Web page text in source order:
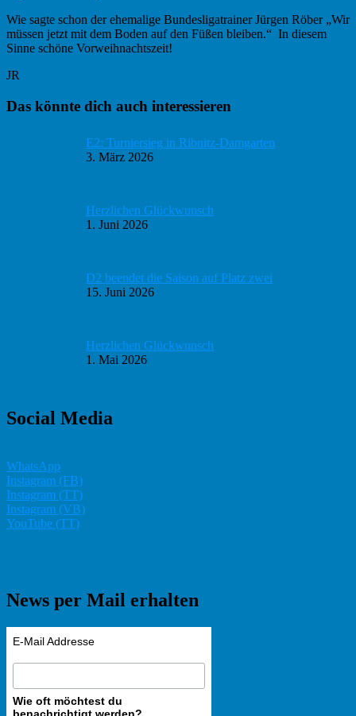
Wie sagte schon der ehemalige Bundesligatrainer Jürgen Röber „Wir
müssen jetzt mit dem Boden auf den Füßen bleiben.“ In diesem
Sinne schöne Vorweihnachtszeit!
JR
Haupt-
Das könnte dich auch interessieren
E2: Turniersieg in Ribnitz-Damgarten
3. März 2026
Herzlichen Glückwunsch
1. Juni 2026
D2 beendet die Saison auf Platz zwei
15. Juni 2026
Herzlichen Glückwunsch
1. Mai 2026
Social Media
WhatsApp
Instagram (FB)
Instagram (TT)
Instagram (VB)
YouTube (TT)
News per Mail erhalten
E-Mail Addresse
Wie oft möchtest du